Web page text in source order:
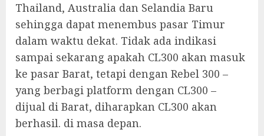
Thailand, Australia dan Selandia Baru
sehingga dapat menembus pasar Timur
dalam waktu dekat. Tidak ada indikasi
sampai sekarang apakah CL300 akan masuk
ke pasar Barat, tetapi dengan Rebel 300 –
yang berbagi platform dengan CL300 –
dijual di Barat, diharapkan CL300 akan
berhasil. di masa depan.